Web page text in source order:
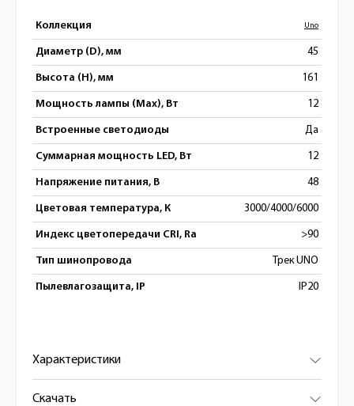
Коллекция Uno
Диаметр (D), мм 45
Высота (H), мм 161
Мощность лампы (Max), Вт 12
Встроенные светодиоды Да
Суммарная мощность LED, Вт 12
Напряжение питания, В 48
Цветовая температура, К 3000/4000/6000
Индекс цветопередачи CRI, Ra >90
Тип шинопровода Трек UNO
Пылевлагозащита, IP IP20
Характеристики
Скачать